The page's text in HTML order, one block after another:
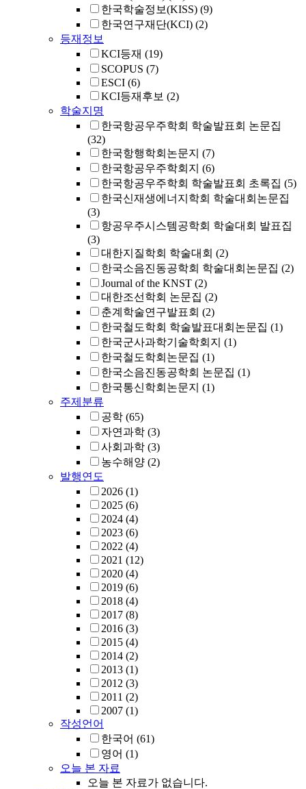
한국학술정보(KISS) (9)
한국연구재단(KCI) (2)
등재정보
KCI등재 (19)
SCOPUS (7)
ESCI (6)
KCI등재후보 (2)
학술지명
한국항공우주학회 학술발표회 논문집
(32)
한국항행학회논문지 (7)
한국항공우주학회지 (6)
한국항공우주학회 학술발표회 초록집 (5)
한국신재생에너지학회 학술대회논문집
(3)
항공우주시스템공학회 학술대회 발표집
(3)
대한지질학회 학술대회 (2)
한국소음진동공학회 학술대회논문집 (2)
Journal of the KNST (2)
대한조선학회 논문집 (2)
춘계학술연구발표회 (2)
한국철도학회 학술발표대회논문집 (1)
한국군사과학기술학회지 (1)
한국철도학회논문집 (1)
한국소음진동공학회 논문집 (1)
한국통신학회논문지 (1)
주제분류
공학 (65)
자연과학 (3)
사회과학 (3)
농수해양 (2)
발행연도
2026 (1)
2025 (6)
2024 (4)
2023 (6)
2022 (4)
2021 (12)
2020 (4)
2019 (6)
2018 (4)
2017 (8)
2016 (3)
2015 (4)
2014 (2)
2013 (1)
2012 (3)
2011 (2)
2007 (1)
작성언어
한국어 (61)
영어 (1)
오늘 본 자료
오늘 본 자료가 없습니다.